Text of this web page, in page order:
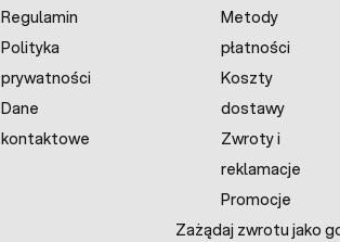
Regulamin
Polityka
prywatności
Dane
kontaktowe
Metody
płatności
Koszty
dostawy
Zwroty i
reklamacje
Promocje
Zażądaj zwrotu jako